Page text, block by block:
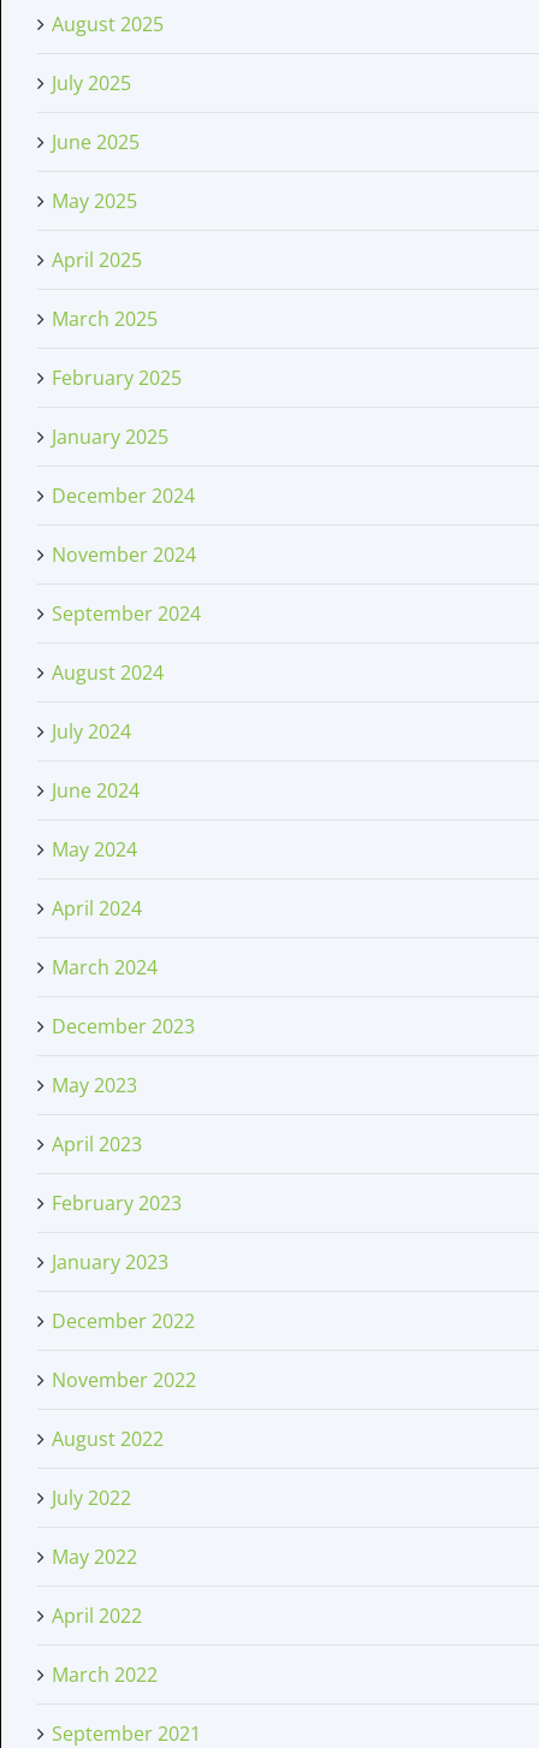
August 2025
July 2025
June 2025
May 2025
April 2025
March 2025
February 2025
January 2025
December 2024
November 2024
September 2024
August 2024
July 2024
June 2024
May 2024
April 2024
March 2024
December 2023
May 2023
April 2023
February 2023
January 2023
December 2022
November 2022
August 2022
July 2022
May 2022
April 2022
March 2022
September 2021